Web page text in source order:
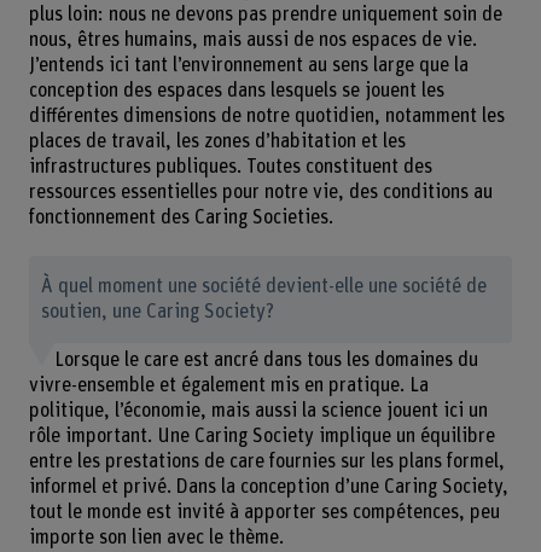
plus loin: nous ne devons pas prendre uniquement soin de
nous, êtres humains, mais aussi de nos espaces de vie.
J’entends ici tant l’environnement au sens large que la
conception des espaces dans lesquels se jouent les
différentes dimensions de notre quotidien, notamment les
places de travail, les zones d’habitation et les
infrastructures publiques. Toutes constituent des
ressources essentielles pour notre vie, des conditions au
fonctionnement des Caring Societies.
À quel moment une société devient-elle une société de
soutien, une Caring Society?
Lorsque le care est ancré dans tous les domaines du
vivre-ensemble et également mis en pratique. La
politique, l’économie, mais aussi la science jouent ici un
rôle important. Une Caring Society implique un équilibre
entre les prestations de care fournies sur les plans formel,
informel et privé. Dans la conception d’une Caring Society,
tout le monde est invité à apporter ses compétences, peu
importe son lien avec le thème.